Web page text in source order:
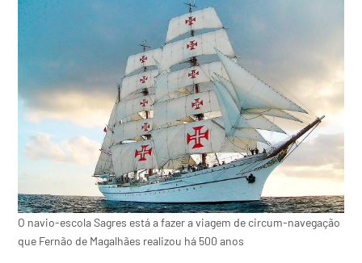
O navio-escola Sagres está a fazer a viagem de circum-navegação
que Fernão de Magalhães realizou há 500 anos